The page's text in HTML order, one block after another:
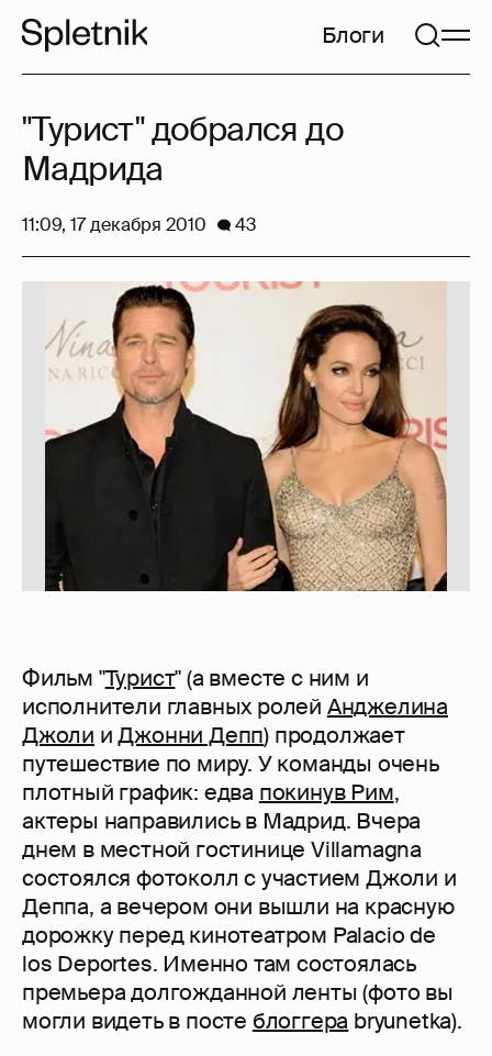
Блоги
Фильм "Турист" (а вместе с ним и
исполнители главных ролей Анджелина
Джоли иДжонни Депп) продолжает
путешествие по миру. У команды очень
плотный график: едва покинув Рим,
актеры направились в Мадрид. Вчера
днем в местной гостинице Villamagna
состоялся фотоколл с участием Джоли и
Деппа, а вечером они вышли на красную
дорожку перед кинотеатром Palacio de
los Deportes. Именно там состоялась
премьера долгожданной ленты (фото вы
могли видеть в посте блоггера bryunetka).
"Турист" добрался до
Мадрида
11:09, 17 декабря 2010 43